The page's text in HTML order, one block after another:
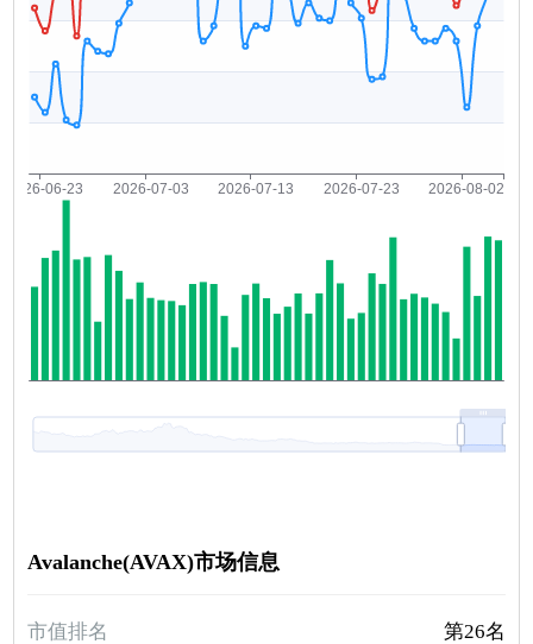
Avalanche(AVAX)市场信息
市值排名 第26名